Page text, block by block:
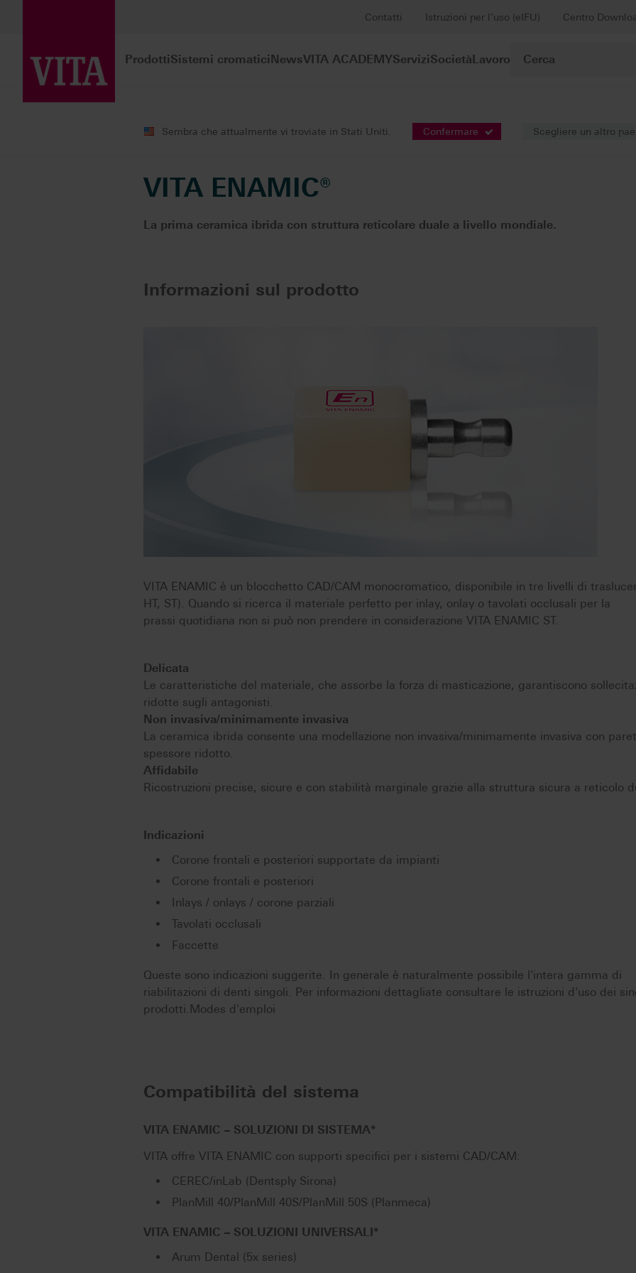
Contatti Istruzioni per l’uso (eIFU) Centro
ProdottiSistemi cromaticiNewsVITA ACADEMYServiziSocietàLavoro
Sembra che attualmente vi troviate in Stati Uniti. Confermare Scegliere un altro
VITA ENAMIC®
La prima ceramica ibrida con struttura reticolare duale a livello mondiale.
Informazioni sul prodotto
VITA ENAMIC è un blocchetto CAD/CAM monocromatico, disponibile in tre livelli di
HT, ST). Quando si ricerca il materiale perfetto per inlay, onlay o tavolati occlusali per la
prassi quotidiana non si può non prendere in considerazione VITA ENAMIC ST.
Delicata
Le caratteristiche del materiale, che assorbe la forza di masticazione, garantiscono
ridotte sugli antagonisti.
Non invasiva/minimamente invasiva
La ceramica ibrida consente una modellazione non invasiva/minimamente invasiva con
spessore ridotto.
Affidabile
Ricostruzioni precise, sicure e con stabilità marginale grazie alla struttura sicura a reticolo
Indicazioni
Corone frontali e posteriori supportate da impianti
Corone frontali e posteriori
Inlays / onlays / corone parziali
Tavolati occlusali
Faccette
Queste sono indicazioni suggerite. In generale è naturalmente possibile l'intera gamma di
riabilitazioni di denti singoli. Per informazioni dettagliate consultare le istruzioni d'uso dei
prodotti.Modes d'emploi
Compatibilità del sistema
VITA ENAMIC – SOLUZIONI DI SISTEMA*
VITA offre VITA ENAMIC con supporti specifici per i sistemi CAD/CAM:
CEREC/inLab (Dentsply Sirona)
PlanMill 40/PlanMill 40S/PlanMill 50S (Planmeca)
VITA ENAMIC – SOLUZIONI UNIVERSALI*
Arum Dental (5x series)